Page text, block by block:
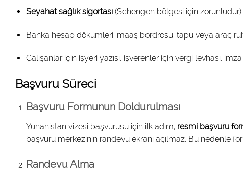
Seyahat sağlık sigortası(Schengen bölgesi için zorunludur)
Banka hesap dökümleri, maaş bordrosu, tapu veya araç
Çalışanlar için işyeri yazısı, işverenler için vergi levhası,
Başvuru Süreci
Başvuru Formunun Doldurulması
Yunanistan vizesi başvurusu için ilk adım, resmi başvuru
başvuru merkezinin randevu ekranı açılmaz. Bu nedenle
Randevu Alma